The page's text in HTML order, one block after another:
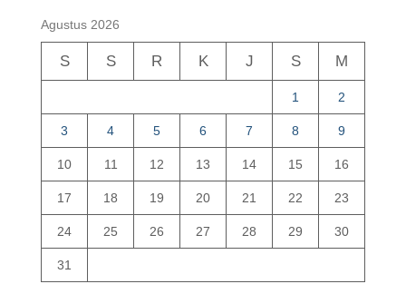
Agustus 2026
S S R K J S M
1 2
3 4 5 6 7 8 9
10 11 12 13 14 15 16
17 18 19 20 21 22 23
24 25 26 27 28 29 30
31